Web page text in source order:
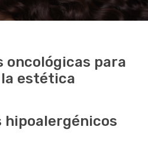
oncológicas para
estética
hipoalergénicos